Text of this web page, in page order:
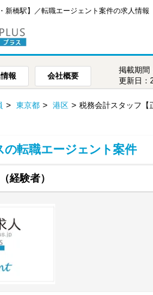
新橋駅】／転職エージェント案件の求人情報
報 会社概要
掲載期間
更新日：
東京都 港区 税務会計スタッフ【
の転職エージェント案件
経験者）